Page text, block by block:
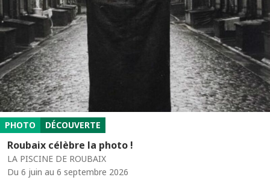
PHOTO DÉCOUVERTE
Roubaix célèbre la photo !
LA PISCINE DE ROUBAIX
Du 6 juin au 6 septembre 2026